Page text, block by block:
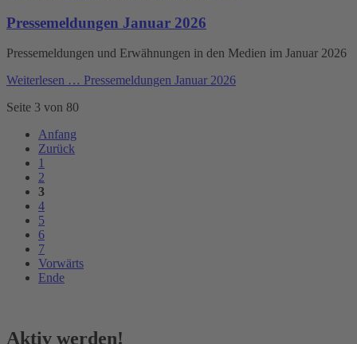
Pressemeldungen Januar 2026
Pressemeldungen und Erwähnungen in den Medien im Januar 2026
Weiterlesen … Pressemeldungen Januar 2026
Seite 3 von 80
Anfang
Zurück
1
2
3
4
5
6
7
Vorwärts
Ende
Aktiv werden!